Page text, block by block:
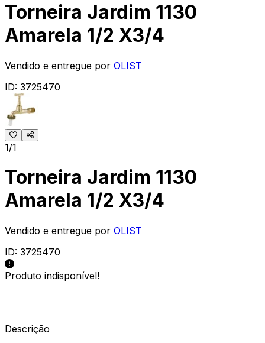
Torneira Jardim 1130
Amarela 1/2 X3/4
Vendido e entregue por OLIST
ID: 3725470
1/1
Torneira Jardim 1130
Amarela 1/2 X3/4
Vendido e entregue por OLIST
ID: 3725470
Produto indisponível!
Descrição